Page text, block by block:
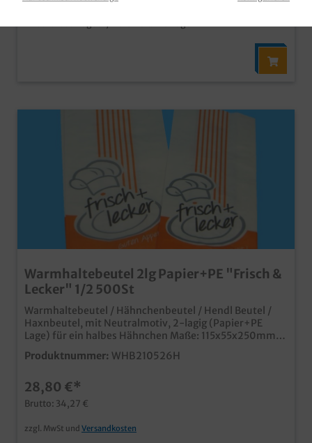
Warmhaltebeutel 2lg Papier+PE "Frisch &
Lecker" 1/2 500St
Warmhaltebeutel / Hähnchenbeutel / Hendl Beutel /
Haxnbeutel, mit Neutralmotiv, 2-lagig (Papier+PE
Lage) für ein halbes Hähnchen Maße: 115x55x250mm
500 Stück im Karton praktischer zweilagiger
Warmhaltebeutel aus Papier mit PE Innenlage schönes
isolierend, ideal für Hähnchen, Hendl, Broiler und
Haxenzusätzlich eingerollter und verklebter Boden
verhindert das Auslaufen bereits ab 10.000 Stück
individuell bedruckbar, fragen Sie unseren
Kundenservice einem Angebot
Produktnummer: WHB210526H
28,80 €*
Brutto: 34,27 €
zzgl. MwSt und Versandkosten